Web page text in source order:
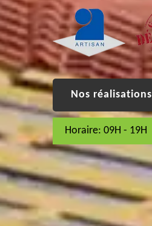
Nos réalisations
Horaire: 09H - 19H